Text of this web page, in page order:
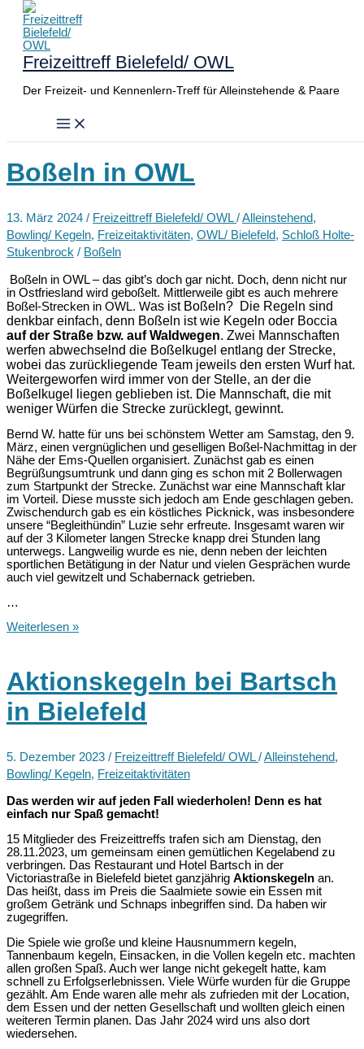
Zum
Inhalt
springen
Freizeittreff Bielefeld/ OWL
Der Freizeit- und Kennenlern-Treff für Alleinstehende & Paare
Boßeln in OWL
13. März 2024 / Freizeittreff Bielefeld/ OWL/Alleinstehend,
Bowling/ Kegeln, Freizeitaktivitäten, OWL/ Bielefeld, Schloß Holte-
Stukenbrock / Boßeln
Boßeln in OWL – das gibt’s doch gar nicht. Doch, denn nicht nur
in Ostfriesland wird geboßelt. Mittlerweile gibt es auch mehrere
Boßel-Strecken in OWL. Was ist Boßeln? Die Regeln sind
denkbar einfach, denn Boßeln ist wie Kegeln oder Boccia
auf der Straße bzw. auf Waldwegen. Zwei Mannschaften
werfen abwechselnd die Boßelkugel entlang der Strecke,
wobei das zurückliegende Team jeweils den ersten Wurf hat.
Weitergeworfen wird immer von der Stelle, an der die
Boßelkugel liegen geblieben ist. Die Mannschaft, die mit
weniger Würfen die Strecke zurücklegt, gewinnt.
Bernd W. hatte für uns bei schönstem Wetter am Samstag, den 9.
März, einen vergnüglichen und geselligen Boßel-Nachmittag in der
Nähe der Ems-Quellen organisiert. Zunächst gab es einen
Begrüßungsumtrunk und dann ging es schon mit 2 Bollerwagen
zum Startpunkt der Strecke. Zunächst war eine Mannschaft klar
im Vorteil. Diese musste sich jedoch am Ende geschlagen geben.
Zwischendurch gab es ein köstliches Picknick, was insbesondere
unsere “Begleithündin” Luzie sehr erfreute. Insgesamt waren wir
auf der 3 Kilometer langen Strecke knapp drei Stunden lang
unterwegs. Langweilig wurde es nie, denn neben der leichten
sportlichen Betätigung in der Natur und vielen Gesprächen wurde
auch viel gewitzelt und Schabernack getrieben.
…
Boßeln
Weiterlesen »
OWL
Aktionskegeln bei Bartsch
in Bielefeld
5. Dezember 2023 / Freizeittreff Bielefeld/ OWL/Alleinstehend,
Bowling/ Kegeln, Freizeitaktivitäten
Das werden wir auf jeden Fall wiederholen! Denn es hat
einfach nur Spaß gemacht!
15 Mitglieder des Freizeittreffs trafen sich am Dienstag, den
28.11.2023, um gemeinsam einen gemütlichen Kegelabend zu
verbringen. Das Restaurant und Hotel Bartsch in der
Victoriastraße in Bielefeld bietet ganzjährig Aktionskegeln an.
Das heißt, dass im Preis die Saalmiete sowie ein Essen mit
großem Getränk und Schnaps inbegriffen sind. Da haben wir
zugegriffen.
Die Spiele wie große und kleine Hausnummern kegeln,
Tannenbaum kegeln, Einsacken, in die Vollen kegeln etc. machten
allen großen Spaß. Auch wer lange nicht gekegelt hatte, kam
schnell zu Erfolgserlebnissen. Viele Würfe wurden für die Gruppe
gezählt. Am Ende waren alle mehr als zufrieden mit der Location,
dem Essen und der netten Gesellschaft und wollten gleich einen
weiteren Termin planen. Das Jahr 2024 wird uns also dort
wiedersehen.